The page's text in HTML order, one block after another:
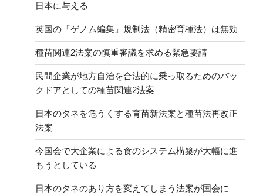
日本に与える
英国の「ゲノム編集」規制法（精密育種法）は無効
種苗関連2法案の慎重審議を求める緊急要請
民間企業が地方自治を合法的に乗っ取るためのバッ
クドアとしての種苗関連2法案
日本のタネを危うくする育苗新法案と種苗法再改正
法案
今国会で大企業による食のシステム構築が大幅に進
もうとしている
日本のタネのあり方を変えてしまう法案が国会に